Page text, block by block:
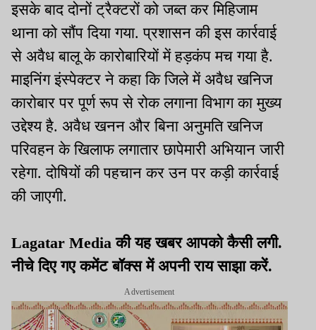
इसके बाद दोनों ट्रैक्टरों को जब्त कर मिहिजाम
थाना को सौंप दिया गया. प्रशासन की इस कार्रवाई
से अवैध बालू के कारोबारियों में हड़कंप मच गया है.
माइनिंग इंस्पेक्टर ने कहा कि जिले में अवैध खनिज
कारोबार पर पूर्ण रूप से रोक लगाना विभाग का मुख्य
उद्देश्य है. अवैध खनन और बिना अनुमति खनिज
परिवहन के खिलाफ लगातार छापेमारी अभियान जारी
रहेगा. दोषियों की पहचान कर उन पर कड़ी कार्रवाई
की जाएगी.
Lagatar Media की यह खबर आपको कैसी लगी.
नीचे दिए गए कमेंट बॉक्स में अपनी राय साझा करें.
Advertisement